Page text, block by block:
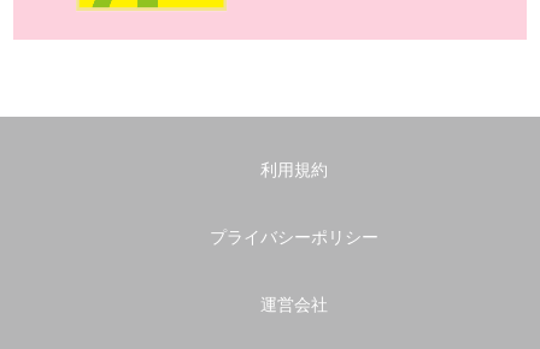
利用規約
プライバシーポリシー
運営会社